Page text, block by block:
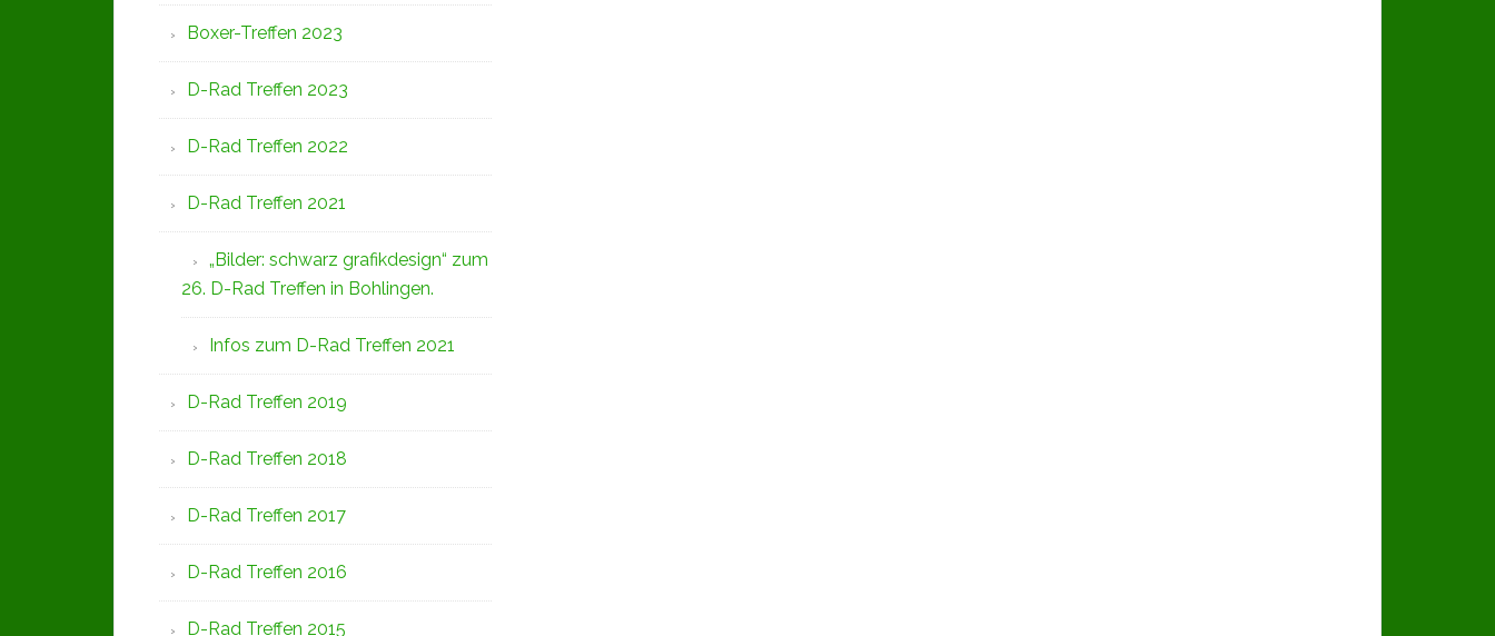
Boxer-Treffen 2023
D-Rad Treffen 2023
D-Rad Treffen 2022
D-Rad Treffen 2021
„Bilder: schwarz grafikdesign“ zum
26. D-Rad Treffen in Bohlingen.
Infos zum D-Rad Treffen 2021
D-Rad Treffen 2019
D-Rad Treffen 2018
D-Rad Treffen 2017
D-Rad Treffen 2016
D-Rad Treffen 2015